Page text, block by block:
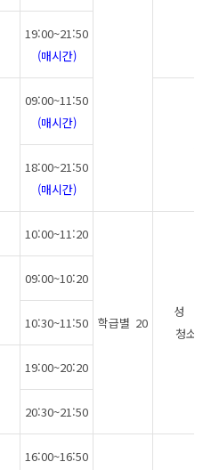
19:00~21:50
(매시간)
09:00~11:50
(매시간)
18:00~21:50
(매시간)
10:00~11:20
학급별 20
성
청소
09:00~10:20
10:30~11:50
19:00~20:20
20:30~21:50
16:00~16:50